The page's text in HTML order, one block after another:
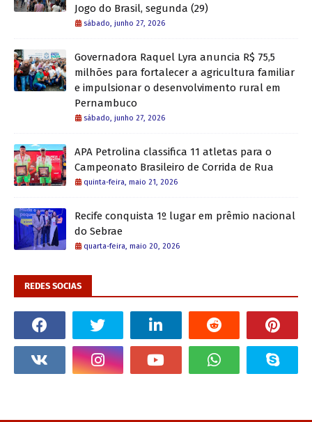
Jogo do Brasil, segunda (29)
sábado, junho 27, 2026
Governadora Raquel Lyra anuncia R$ 75,5
milhões para fortalecer a agricultura familiar
e impulsionar o desenvolvimento rural em
Pernambuco
sábado, junho 27, 2026
APA Petrolina classifica 11 atletas para o
Campeonato Brasileiro de Corrida de Rua
quinta-feira, maio 21, 2026
Recife conquista 1º lugar em prêmio nacional
do Sebrae
quarta-feira, maio 20, 2026
REDES SOCIAS